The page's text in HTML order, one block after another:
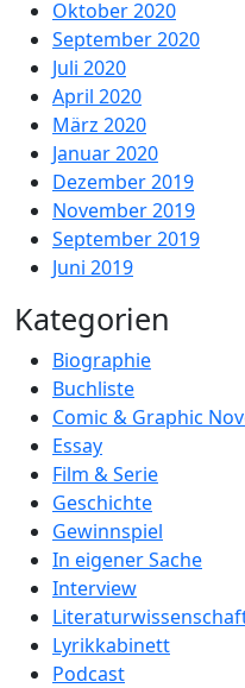
Oktober 2020
September 2020
Juli 2020
April 2020
März 2020
Januar 2020
Dezember 2019
November 2019
September 2019
Juni 2019
Kategorien
Biographie
Buchliste
Comic & Graphic
Essay
Film & Serie
Geschichte
Gewinnspiel
In eigener Sache
Interview
Lyrikkabinett
Podcast